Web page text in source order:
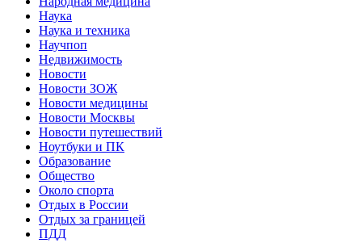
Наука
Наука и техника
Научпоп
Недвижимость
Новости
Новости ЗОЖ
Новости медицины
Новости Москвы
Новости путешествий
Ноутбуки и ПК
Образование
Общество
Около спорта
Отдых в России
Отдых за границей
ПДД